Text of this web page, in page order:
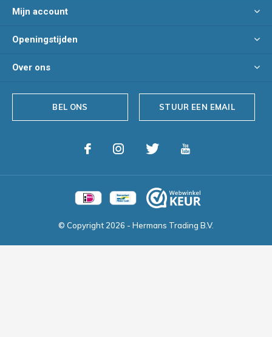
Mijn account
Openingstijden
Over ons
BEL ONS STUUR EEN EMAIL
© Copyright 2026 - Hermans Trading B.V.